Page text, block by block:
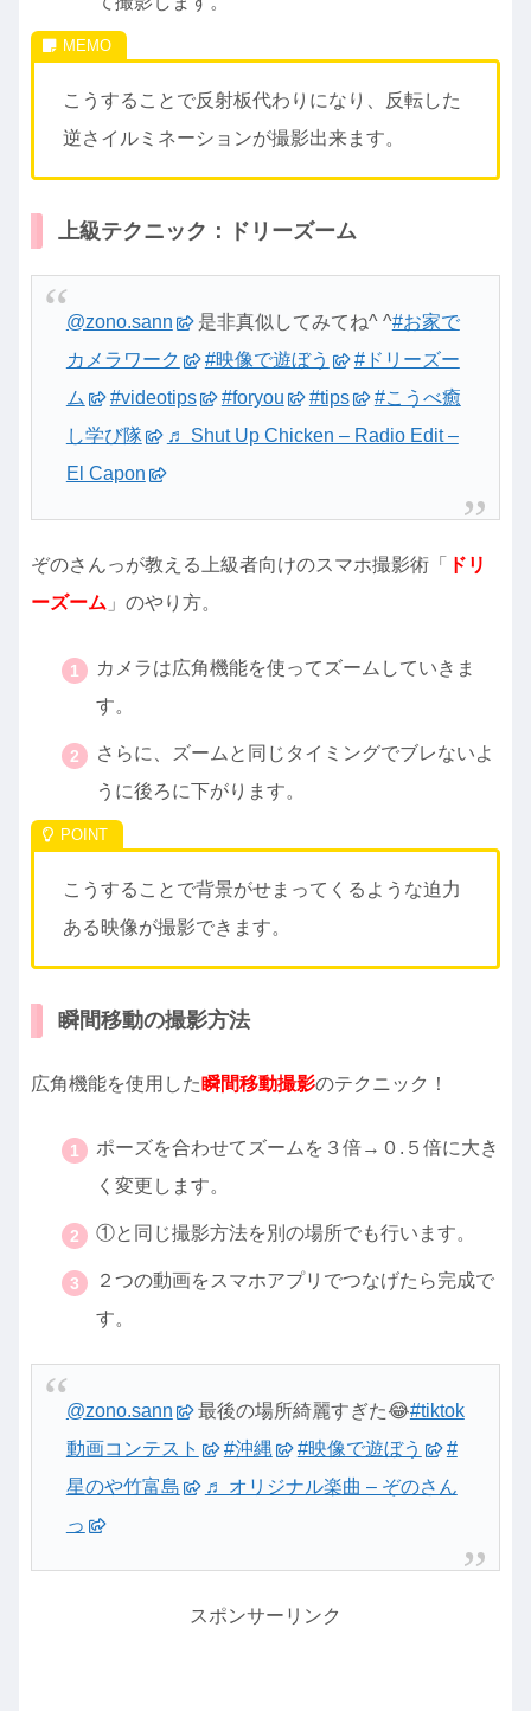
こうすることで反射板代わりになり、反転した
逆さイルミネーションが撮影出来ます。
上級テクニック：ドリーズーム
@zono.sann 是非真似してみてね^ ^#お家で
カメラワーク
#映像で遊ぼう
#ドリーズー
ム
#videotips #foryou #tips
#こうべ癒
し学び隊
♬ Shut Up Chicken – Radio Edit –
El Capon
ぞのさんっが教える上級者向けのスマホ撮影術「
ドリ
ーズーム 」のやり方。
カメラは広角機能を使ってズームしていきま
す。
さらに、ズームと同じタイミングでブレないよ
うに後ろに下がります。
こうすることで背景がせまってくるような迫力
ある映像が撮影できます。
瞬間移動の撮影方法
広角機能を使用した瞬間移動撮影のテクニック！
ポーズを合わせてズームを３倍→０.５倍に大き
く変更します。
①と同じ撮影方法を別の場所でも行います。
２つの動画をスマホアプリでつなげたら完成で
す。
@zono.sann 最後の場所綺麗すぎた😂#tiktok
動画コンテスト
#沖縄 #映像で遊ぼう
#
星のや竹富島
♬ オリジナル楽曲 – ぞのさん
っ
スポンサーリンク